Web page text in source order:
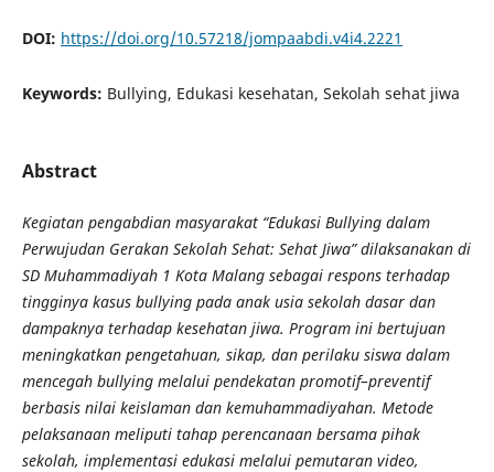
DOI: https://doi.org/10.57218/jompaabdi.v4i4.2221
Keywords: Bullying, Edukasi kesehatan, Sekolah sehat jiwa
Abstract
Kegiatan pengabdian masyarakat “Edukasi Bullying dalam
Perwujudan Gerakan Sekolah Sehat: Sehat Jiwa” dilaksanakan di
SD Muhammadiyah 1 Kota Malang sebagai respons terhadap
tingginya kasus bullying pada anak usia sekolah dasar dan
dampaknya terhadap kesehatan jiwa. Program ini bertujuan
meningkatkan pengetahuan, sikap, dan perilaku siswa dalam
mencegah bullying melalui pendekatan promotif–preventif
berbasis nilai keislaman dan kemuhammadiyahan. Metode
pelaksanaan meliputi tahap perencanaan bersama pihak
sekolah, implementasi edukasi melalui pemutaran video,